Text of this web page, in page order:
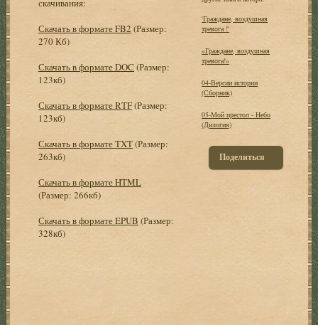
скачивания:
Скачать в формате FB2 (Размер:
270 Кб)
Скачать в формате DOC (Размер:
123кб)
Скачать в формате RTF(Размер:
123кб)
Скачать в формате TXT(Размер:
263кб)
Скачать в формате HTML
(Размер: 266кб)
Скачать в формате EPUB (Размер:
328кб)
'Граждане, воздушная
тревога !'
«Граждане, воздушная
тревога!»
04-Версии истории
(Сборник)
05-Мой престол - Небо
(Дилогия)
Поделиться